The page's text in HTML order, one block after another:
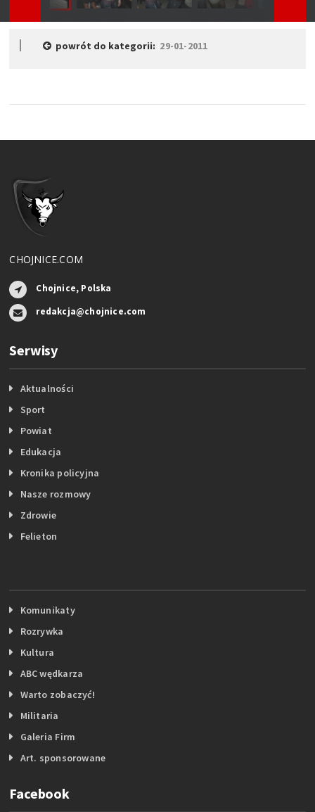
powrót do kategorii: 29-01-2011
CHOJNICE.COM
Chojnice, Polska
redakcja@chojnice.com
Serwisy
Aktualności
Sport
Powiat
Edukacja
Kronika policyjna
Nasze rozmowy
Zdrowie
Felieton
Komunikaty
Rozrywka
Kultura
ABC wędkarza
Warto zobaczyć!
Militaria
Galeria Firm
Art. sponsorowane
Facebook